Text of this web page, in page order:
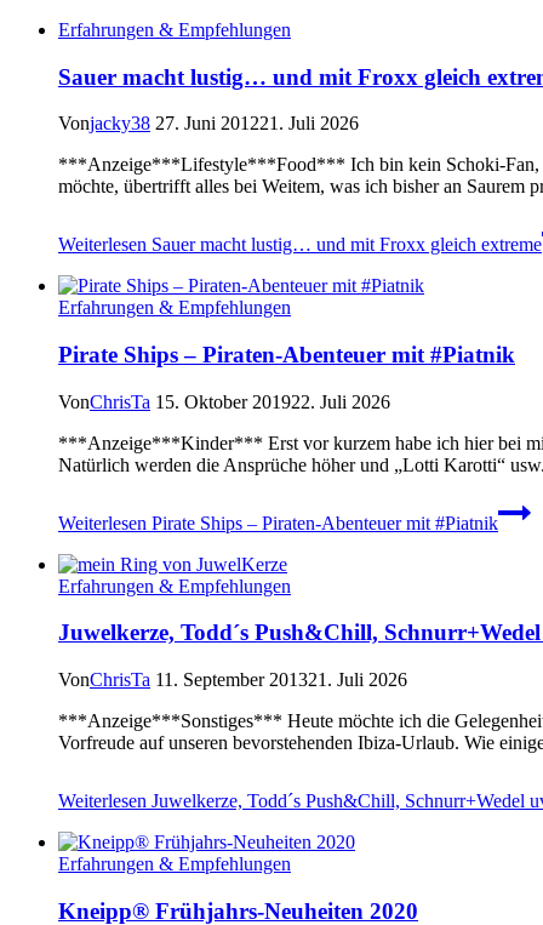
Erfahrungen & Empfehlungen
Sauer macht lustig… und mit Froxx gleich
Vonjacky38 27. Juni 201221. Juli 2026
***Anzeige***Lifestyle***Food*** Ich bin kein Schoki-Fan,
möchte, übertrifft alles bei Weitem, was ich bisher an Saurem
Weiterlesen Sauer macht lustig… und mit Froxx gleich extreme
Erfahrungen & Empfehlungen
Pirate Ships – Piraten-Abenteuer mit #Piatnik
VonChrisTa 15. Oktober 201922. Juli 2026
***Anzeige***Kinder*** Erst vor kurzem habe ich hier bei mir
Natürlich werden die Ansprüche höher und „Lotti Karotti“
Weiterlesen Pirate Ships – Piraten-Abenteuer mit #Piatnik
Erfahrungen & Empfehlungen
Juwelkerze, Todd´s Push&Chill,
VonChrisTa 11. September 201321. Juli 2026
***Anzeige***Sonstiges*** Heute möchte ich die
Vorfreude auf unseren bevorstehenden Ibiza-Urlaub. Wie
Weiterlesen Juwelkerze, Todd´s Push&Chill, Schnurr+Wedel
Erfahrungen & Empfehlungen
Kneipp® Frühjahrs-Neuheiten 2020